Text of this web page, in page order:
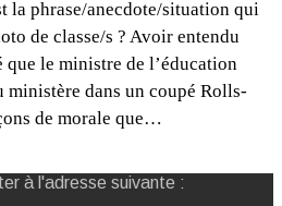
la phrase/anecdote/situation qui
de classe/s ? Avoir entendu
que le ministre de l’éducation
dans un coupé Rolls-
de morale que…
à l'adresse suivante :